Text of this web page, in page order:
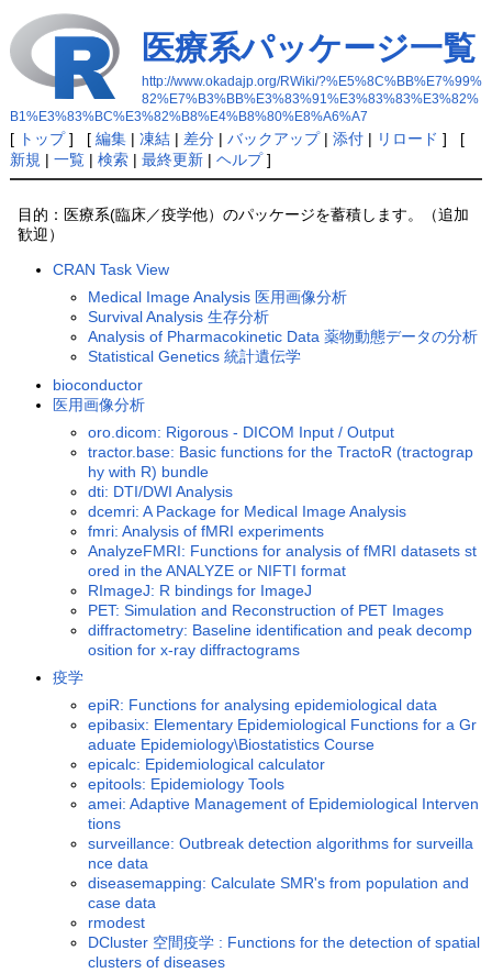
医療系パッケージ一覧
http://www.okadajp.org/RWiki/?%E5%8C%BB%E7%99%
82%E7%B3%BB%E3%83%91%E3%83%83%E3%82%
B1%E3%83%BC%E3%82%B8%E4%B8%80%E8%A6%A7
[ トップ] [ 編集| 凍結| 差分| バックアップ| 添付| リロード ] [
新規 | 一覧| 検索| 最終更新| ヘルプ]
目的：医療系(臨床／疫学他）のパッケージを蓄積します。（追加
歓迎）
CRAN Task View
Medical Image Analysis 医用画像分析
Survival Analysis 生存分析
Analysis of Pharmacokinetic Data 薬物動態データの分析
Statistical Genetics 統計遺伝学
bioconductor
医用画像分析
oro.dicom: Rigorous - DICOM Input / Output
tractor.base: Basic functions for the TractoR (tractograp
hy with R) bundle
dti: DTI/DWI Analysis
dcemri: A Package for Medical Image Analysis
fmri: Analysis of fMRI experiments
AnalyzeFMRI: Functions for analysis of fMRI datasets st
ored in the ANALYZE or NIFTI format
RImageJ: R bindings for ImageJ
PET: Simulation and Reconstruction of PET Images
diffractometry: Baseline identification and peak decomp
osition for x-ray diffractograms
疫学
epiR: Functions for analysing epidemiological data
epibasix: Elementary Epidemiological Functions for a Gr
aduate Epidemiology\Biostatistics Course
epicalc: Epidemiological calculator
epitools: Epidemiology Tools
amei: Adaptive Management of Epidemiological Interven
tions
surveillance: Outbreak detection algorithms for surveilla
nce data
diseasemapping: Calculate SMR's from population and
case data
rmodest
DCluster 空間疫学 : Functions for the detection of spatial
clusters of diseases